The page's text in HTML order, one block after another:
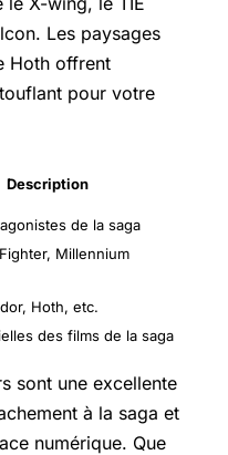
Les paysages
Hoth offrent
pour votre
Description
de la saga
Millennium
Hoth, etc.
des films de la saga
sont une excellente
à la saga et
numérique. Que